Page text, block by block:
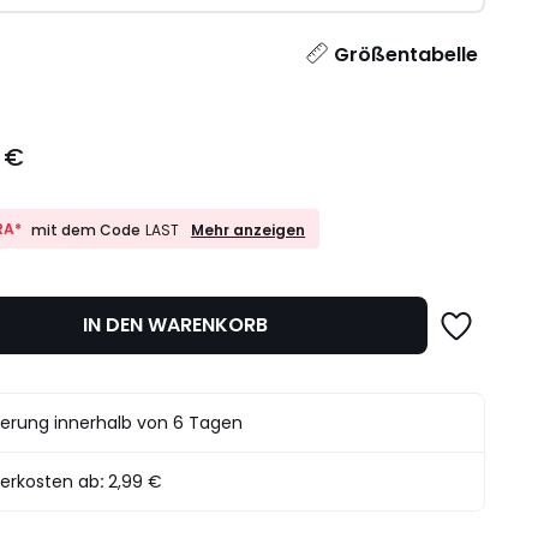
Größentabelle
€
mit dem Code LAST
10%
LAST
Mehr anzeigen
IN DEN WARENKORB
innerhalb von 6 Tagen
ab:2,99 €